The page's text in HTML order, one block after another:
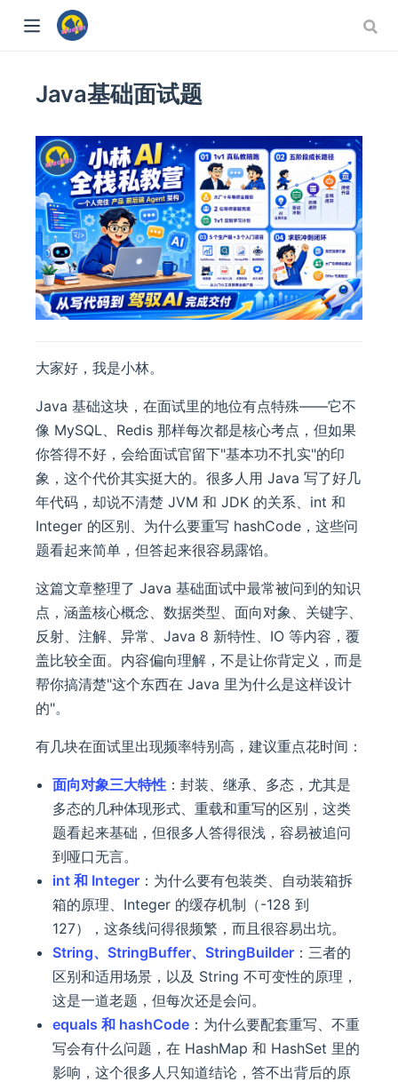
Java基础面试题
大家好，我是小林。
Java 基础这块，在面试里的地位有点特殊——它不
像 MySQL、Redis 那样每次都是核心考点，但如果
你答得不好，会给面试官留下"基本功不扎实"的印
象，这个代价其实挺大的。很多人用 Java 写了好几
年代码，却说不清楚 JVM 和 JDK 的关系、int 和
Integer 的区别、为什么要重写 hashCode，这些问
题看起来简单，但答起来很容易露馅。
这篇文章整理了 Java 基础面试中最常被问到的知识
点，涵盖核心概念、数据类型、面向对象、关键字、
反射、注解、异常、Java 8 新特性、IO 等内容，覆
盖比较全面。内容偏向理解，不是让你背定义，而是
帮你搞清楚"这个东西在 Java 里为什么是这样设计
的"。
有几块在面试里出现频率特别高，建议重点花时间：
面向对象三大特性 ：封装、继承、多态，尤其是
多态的几种体现形式、重载和重写的区别，这类
题看起来基础，但很多人答得很浅，容易被追问
到哑口无言。
int 和 Integer ：为什么要有包装类、自动装箱拆
箱的原理、Integer 的缓存机制（-128 到
127），这条线问得很频繁，而且很容易出坑。
String、StringBuffer、StringBuilder ：三者的
区别和适用场景，以及 String 不可变性的原理，
这是一道老题，但每次还是会问。
equals 和 hashCode ：为什么要配套重写、不重
写会有什么问题，在 HashMap 和 HashSet 里的
影响，这个很多人只知道结论，答不出背后的原